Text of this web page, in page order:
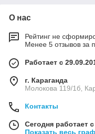
О нас
Рейтинг не
Менее 5 отзывов за
Работает с
г. Караганда
Молокова 119/1б,
Контакты
Сегодня работает
Показать весь